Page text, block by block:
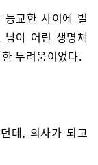
교한 사이에 벌
아 어린 생명체
두려움이었다.
데, 의사가 되고